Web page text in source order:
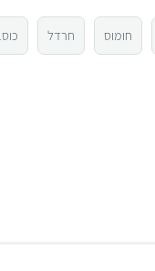
חומוס חרדל